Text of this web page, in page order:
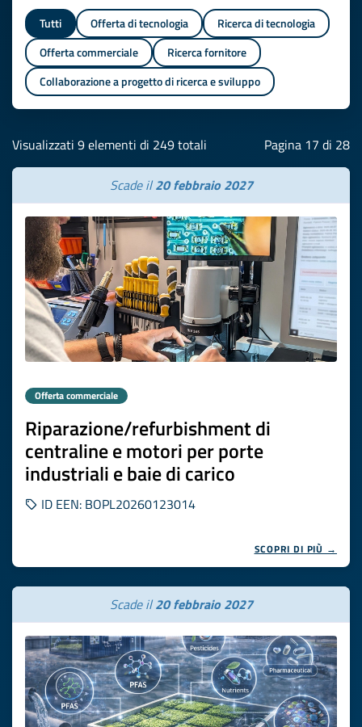
Tutti Offerta di tecnologia
Ricerca di tecnologia
Offerta commerciale
Ricerca fornitore
Collaborazione a progetto di ricerca e sviluppo
Visualizzati 9 elementi di 249 totali Pagina 17 di 28
Scade il20 febbraio 2027
Offerta commerciale
Riparazione/refurbishment di
centraline e motori per porte
industriali e baie di carico
ID EEN: BOPL20260123014
SCOPRI DI PIÙ →
Scade il20 febbraio 2027